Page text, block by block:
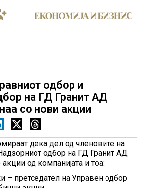
одбор и
на ГД Гранит АД
со нови акции
дека дел од членовите на
одбор на ГД Гранит АД
акции од компанијата и тоа:
– претседател на Управен одбор